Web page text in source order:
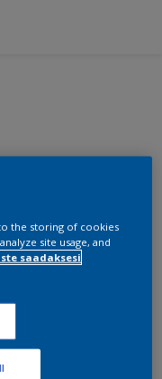
the storing of cookies
site usage, and
saadaksesi